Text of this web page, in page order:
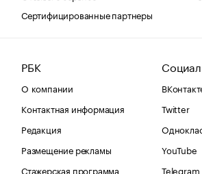
Сертифицированные партнеры
РБК
О компании
Контактная информация
Редакция
Размещение рекламы
Стажерская программа
Twitter
YouTube
Telegram